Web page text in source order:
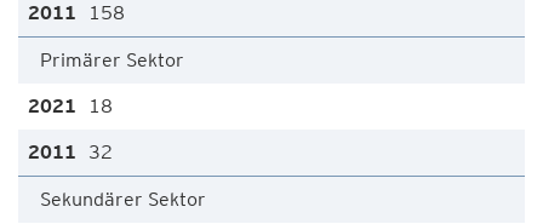
158
Primärer Sektor
18
32
Sekundärer Sektor